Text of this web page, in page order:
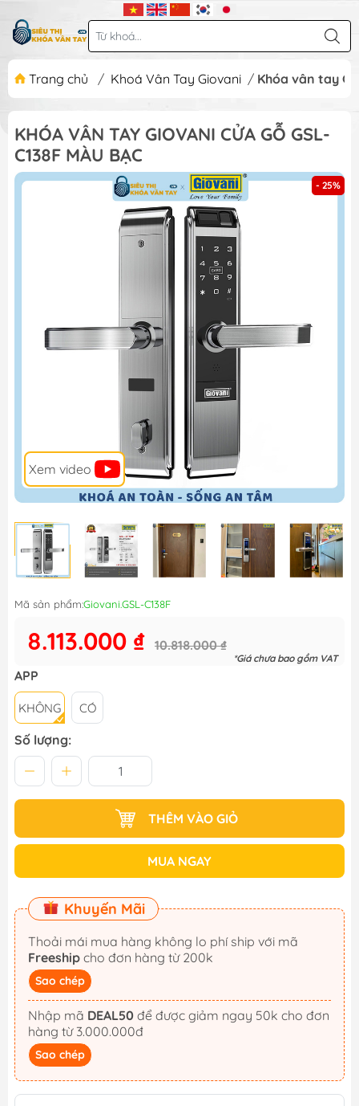
Trang chủ / Khoá Vân Tay Giovani / Khóa vân tay
KHÓA VÂN TAY GIOVANI CỬA GỖ GSL-
C138F MÀU BẠC
- 25%
Xem video
Mã sản phẩm:Giovani.GSL-C138F
8.113.000 ₫ 10.818.000 ₫
*Giá chưa bao gồm VAT
APP
KHÔNG CÓ
Số lượng:
THÊM VÀO GIỎ
MUA NGAY
Khuyến Mãi
Thoải mái mua hàng không lo phí ship với mã
Freeship cho đơn hàng từ 200k
Sao chép
Nhập mã DEAL50
hàng từ 3.000.000đ
Sao chép